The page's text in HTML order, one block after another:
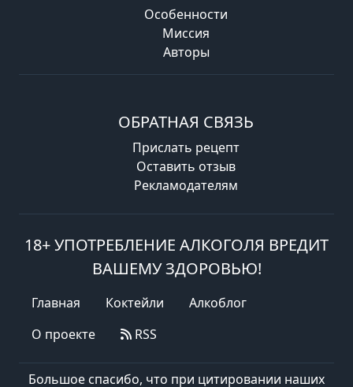
Особенности
Миссия
Авторы
ОБРАТНАЯ СВЯЗЬ
Прислать рецепт
Оставить отзыв
Рекламодателям
18+ УПОТРЕБЛЕНИЕ АЛКОГОЛЯ ВРЕДИТ
ВАШЕМУ ЗДОРОВЬЮ!
Главная Коктейли
Алкоблог
О проекте
RSS
Большое спасибо, что при цитировании наших